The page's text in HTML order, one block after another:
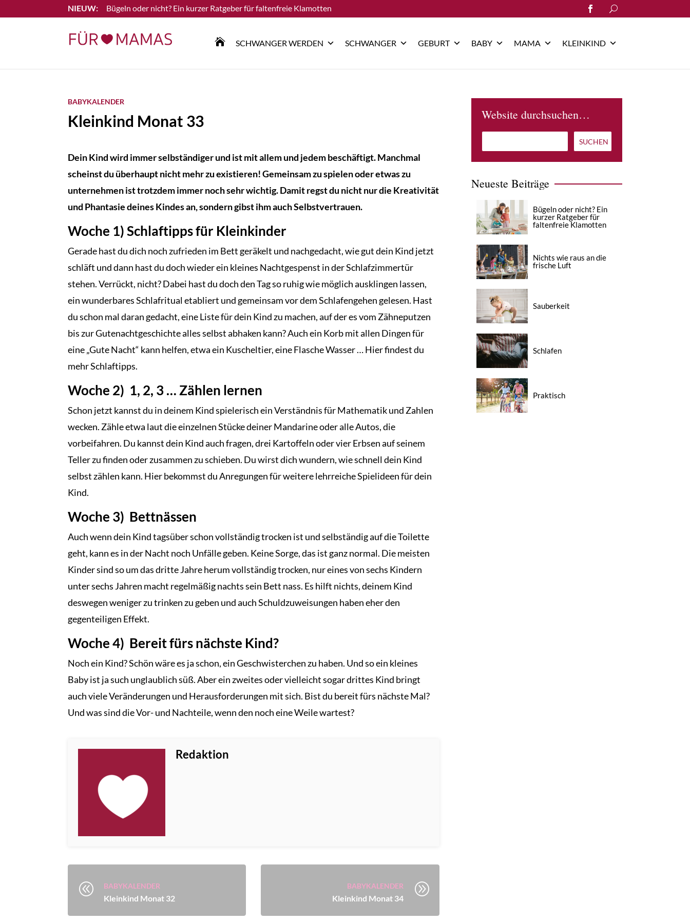
Bügeln oder nicht? Ein kurzer Ratgeber für faltenfreie Klamotten
Lesen Sie mehr
Search
for:
 SCHWANGER WERDEN SCHWANGER GEBURT BABY MAMA KLEINKIND
BABYKALENDER
Kleinkind Monat 33
Dein Kind wird immer selbständiger und ist mit allem und jedem beschäftigt. Manchmal
scheinst du überhaupt nicht mehr zu existieren! Gemeinsam zu spielen oder etwas zu
unternehmen ist trotzdem immer noch sehr wichtig. Damit regst du nicht nur die Kreativität
und Phantasie deines Kindes an, sondern gibst ihm auch Selbstvertrauen.
Woche 1) Schlaftipps für Kleinkinder
Gerade hast du dich noch zufrieden im Bett geräkelt und nachgedacht, wie gut dein Kind jetzt
schläft und dann hast du doch wieder ein kleines Nachtgespenst in der Schlafzimmertür
stehen. Verrückt, nicht? Dabei hast du doch den Tag so ruhig wie möglich ausklingen lassen,
ein wunderbares Schlafritual etabliert und gemeinsam vor dem Schlafengehen gelesen. Hast
du schon mal daran gedacht, eine Liste für dein Kind zu machen, auf der es vom Zähneputzen
bis zur Gutenachtgeschichte alles selbst abhaken kann? Auch ein Korb mit allen Dingen für
eine „Gute Nacht“ kann helfen, etwa ein Kuscheltier, eine Flasche Wasser … Hier findest du
mehr Schlaftipps.
Woche 2) 1, 2, 3 … Zählen lernen
Schon jetzt kannst du in deinem Kind spielerisch ein Verständnis für Mathematik und Zahlen
wecken. Zähle etwa laut die einzelnen Stücke deiner Mandarine oder alle Autos, die
vorbeifahren. Du kannst dein Kind auch fragen, drei Kartoffeln oder vier Erbsen auf seinem
Teller zu finden oder zusammen zu schieben. Du wirst dich wundern, wie schnell dein Kind
selbst zählen kann. Hier bekommst du Anregungen für weitere lehrreiche Spielideen für dein
Kind.
Woche 3) Bettnässen
Auch wenn dein Kind tagsüber schon vollständig trocken ist und selbständig auf die Toilette
geht, kann es in der Nacht noch Unfälle geben. Keine Sorge, das ist ganz normal. Die meisten
Kinder sind so um das dritte Jahre herum vollständig trocken, nur eines von sechs Kindern
unter sechs Jahren macht regelmäßig nachts sein Bett nass. Es hilft nichts, deinem Kind
deswegen weniger zu trinken zu geben und auch Schuldzuweisungen haben eher den
gegenteiligen Effekt.
Woche 4) Bereit fürs nächste Kind?
Noch ein Kind? Schön wäre es ja schon, ein Geschwisterchen zu haben. Und so ein kleines
Baby ist ja such unglaublich süß. Aber ein zweites oder vielleicht sogar drittes Kind bringt
auch viele Veränderungen und Herausforderungen mit sich. Bist du bereit fürs nächste Mal?
Und was sind die Vor- und Nachteile, wenn den noch eine Weile wartest?
Redaktion
@ BABYKALENDER
Kleinkind Monat 32
BABYKALENDER
Kleinkind Monat 34
A
Website durchsuchen…
Neueste Beiträge
Bügeln oder nicht? Ein
kurzer Ratgeber für
faltenfreie Klamotten
Nichts wie raus an die
frische Luft
Sauberkeit
Schlafen
Praktisch